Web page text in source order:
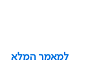
למאמר המלא